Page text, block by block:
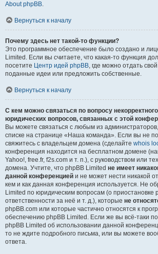
About phpBB.
Вернуться к началу
Почему здесь нет такой-то функции?
Это программное обеспечение было создано и
Limited. Если вы считаете, что какая-то функция
посетите Центр идей phpBB, где можно отдать
поданные идеи или предложить собственные.
Вернуться к началу
С кем можно связаться по вопросу
юридических вопросов, связанных с этой
Вы можете связаться с любым из
списке на странице «Наша команда». Если вы не
свяжитесь с владельцем домена (сделайте whois
конференция находится на бесплатном домене
Yahoo!, free.fr, f2s.com и т. п.), с руководством или
домена. Учтите, что phpBB Limited не имеет
данной конференцией и не может нести никакой
кем и как данная конференция используется. Не
Limited по юридическим вопросам (о
ответственности за неё и т. д.), которые не
phpBB.com или которые частично относятся к
обеспечению phpBB Limited. Если же вы всё-таки
phpBB Limited об использовании данной
то не ждите подробного письма, или вы можете
ответа.